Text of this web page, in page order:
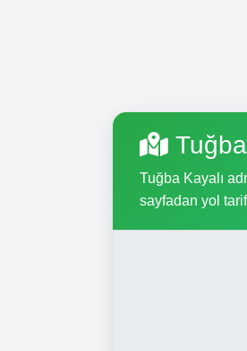
Tuğba Kayalı
sayfadan yol